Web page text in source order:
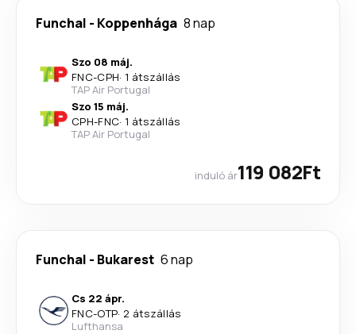
Funchal - Koppenhága 8 nap
Szo 08 máj.
FNC-CPH· 1 átszállás
TAP Air Portugal
Szo 15 máj.
CPH-FNC· 1 átszállás
TAP Air Portugal
induló ár119 082Ft
Funchal - Bukarest 6 nap
Cs 22 ápr.
FNC-OTP· 2 átszállás
Lufthansa